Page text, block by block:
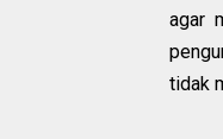
agar
tidak